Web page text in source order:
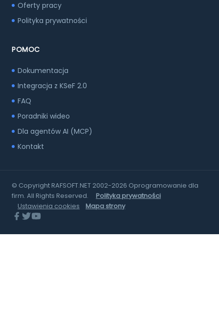
Oferty pracy
Polityka prywatności
POMOC
Dokumentacja
Integracja z KSeF 2.0
FAQ
Poradniki wideo
Dla agentów AI (MCP)
Kontakt
© Copyright RAFSOFT.NET 2002-2026 Oprogramowanie dla
firm. All Rights Reserved.
Polityka prywatności
Ustawienia cookies
Mapa strony